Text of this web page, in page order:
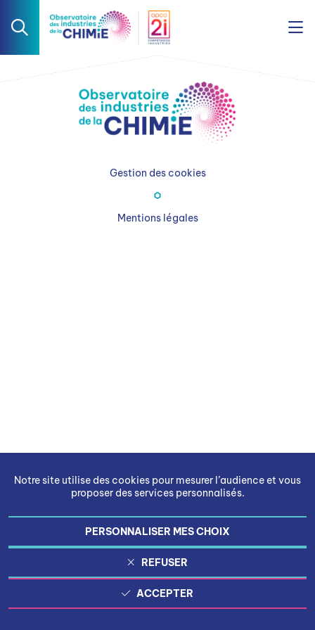
Notre site utilise des cookies pour mesurer l’audience et vous
proposer des services personnalisés.
PERSONNALISER MES CHOIX
REFUSER
ACCEPTER
Gestion des cookies
Mentions légales